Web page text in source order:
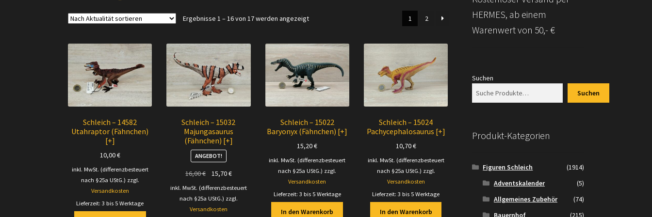
Ergebnisse 1 – 16 von 17 werden angezeigtNach
1 2
Schleich – 14582
Utahraptor (Fähnchen)
[+]
10,00€
inkl. MwSt. (differenzbesteuert
nach §25a UStG.) zzgl.
Versandkosten
Lieferzeit:3 bis 5 Werktage
Schleich – 15032
Majungasaurus
(Fähnchen) [+]
ANGEBOT!
16,00€
Ursprünglicher
Preis
15,70€Aktueller
inkl. MwSt. (differenzbesteuert
nach §25a UStG.) zzgl.
Versandkosten
Schleich – 15022
Baryonyx (Fähnchen) [+]
15,20€
inkl. MwSt. (differenzbesteuert
nach §25a UStG.) zzgl.
Versandkosten
Lieferzeit: 3 bis 5 Werktage
In den Warenkorb
Schleich – 15024
Pachycephalosaurus [+]
10,70€
inkl. MwSt. (differenzbesteuert
nach §25a UStG.) zzgl.
Versandkosten
Lieferzeit: 3 bis 5 Werktage
In den Warenkorb
HERMES, ab einem
Warenwert von 50,- €
Suchen
Suchen
Produkt-Kategorien
Figuren Schleich
(1914)
Adventskalender
(5)
Allgemeines Zubehör
(74)
Bauernhof
(215)